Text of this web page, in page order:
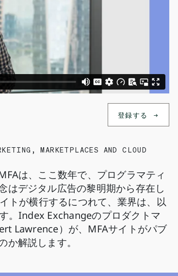
登録する
MARKETPLACES AND CLOUD
は、ここ数年で、プログラマティ
はデジタル広告の黎明期から存在し
トが横行するにつれて、業界は、以
。Index Exchangeのプロダクトマ
Lawrence）が、MFAサイトがパブ
解説します。